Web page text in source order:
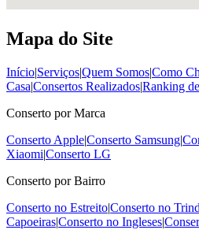
Mapa do Site
Início|Serviços|Quem Somos|Como
Casa|Consertos Realizados|Ranking
Conserto por Marca
Conserto Apple|Conserto Samsung|
Xiaomi|Conserto LG
Conserto por Bairro
Conserto no Estreito|Conserto no
Capoeiras|Conserto no Ingleses|